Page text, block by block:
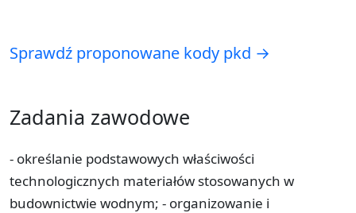
Sprawdź proponowane kody pkd →
Zadania zawodowe
- określanie podstawowych właściwości
technologicznych materiałów stosowanych w
budownictwie wodnym; - organizowanie i